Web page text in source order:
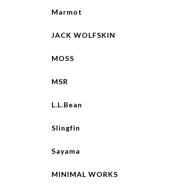
Marmot
JACK WOLFSKIN
MOSS
MSR
L.L.Bean
Slingfin
Sayama
MINIMAL WORKS